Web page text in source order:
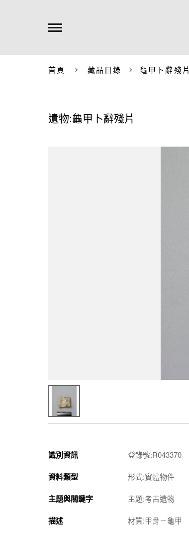
首頁 藏品目錄 龜甲卜辭殘片
遺物:龜甲卜辭殘片
識別資訊 登錄號:R043370
資料類型 形式:實體物件
主題與關鍵字 主題:考古遺物
描述 材質:甲骨－龜甲